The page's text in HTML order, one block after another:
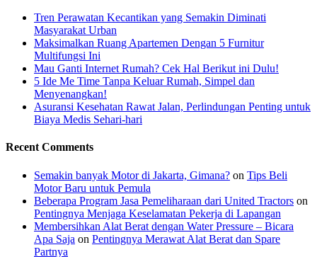
Tren Perawatan Kecantikan yang Semakin Diminati
Masyarakat Urban
Maksimalkan Ruang Apartemen Dengan 5 Furnitur
Multifungsi Ini
Mau Ganti Internet Rumah? Cek Hal Berikut ini Dulu!
5 Ide Me Time Tanpa Keluar Rumah, Simpel dan
Menyenangkan!
Asuransi Kesehatan Rawat Jalan, Perlindungan Penting untuk
Biaya Medis Sehari-hari
Recent Comments
Semakin banyak Motor di Jakarta, Gimana? on Tips Beli
Motor Baru untuk Pemula
Beberapa Program Jasa Pemeliharaan dari United Tractors on
Pentingnya Menjaga Keselamatan Pekerja di Lapangan
Membersihkan Alat Berat dengan Water Pressure – Bicara
Apa Saja on Pentingnya Merawat Alat Berat dan Spare
Partnya